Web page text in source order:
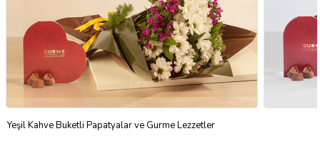
Yeşil Kahve Buketli Papatyalar ve Gurme Lezzetler